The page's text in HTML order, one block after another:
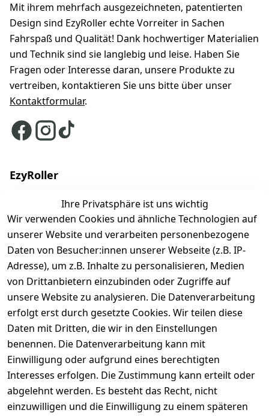
Mit ihrem mehrfach ausgezeichneten, patentierten
Design sind EzyRoller echte Vorreiter in Sachen
Fahrspaß und Qualität! Dank hochwertiger Materialien
und Technik sind sie langlebig und leise. Haben Sie
Fragen oder Interesse daran, unsere Produkte zu
vertreiben, kontaktieren Sie uns bitte über unser
Kontaktformular.
EzyRoller
Finde deinen Ezyroller
Modelle
EzyRoller Originals
EzyRoller X-Series
Zubehör
Ersatzteile
Sale & Bundle-Angebote
Händler werden
Über uns
Shop & Kontakt
Ihre Privatsphäre ist uns wichtig
Wir verwenden Cookies und ähnliche Technologien auf
unserer Website und verarbeiten personenbezogene
Daten von Besucher:innen unserer Webseite (z.B. IP-
Adresse), um z.B. Inhalte zu personalisieren, Medien
von Drittanbietern einzubinden oder Zugriffe auf
unsere Website zu analysieren. Die Datenverarbeitung
erfolgt erst durch gesetzte Cookies. Wir teilen diese
Daten mit Dritten, die wir in den Einstellungen
benennen. Die Datenverarbeitung kann mit
Einwilligung oder aufgrund eines berechtigten
Interesses erfolgen. Die Zustimmung kann erteilt oder
abgelehnt werden. Es besteht das Recht, nicht
einzuwilligen und die Einwilligung zu einem späteren